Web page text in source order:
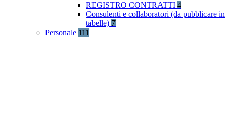
REGISTRO CONTRATTI 4
Consulenti e collaboratori (da pubblicare in
tabelle) 7
Personale 111